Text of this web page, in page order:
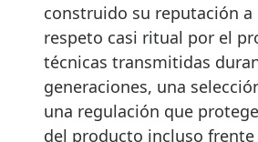
construido su reputación
respeto casi ritual por el
técnicas transmitidas
generaciones, una
una regulación que
del producto incluso frente